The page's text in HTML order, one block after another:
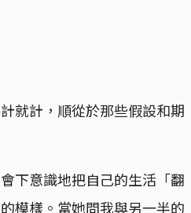
就計，順從於那些假設和期
下意識地把自己的生活「翻
模樣。當她問我與另一半的